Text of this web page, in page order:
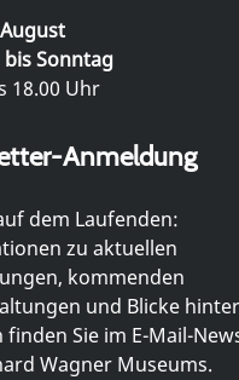
Sonntag
18.00 Uhr
Anmeldung
dem Laufenden:
zu aktuellen
kommenden
und Blicke
finden Sie im E-Mail-
Wagner Museums.